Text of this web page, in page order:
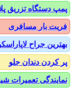
دستگاه تزریق
بار مسافری
جراح لاپاراسکوپی
دندان جلو
تعمیرات